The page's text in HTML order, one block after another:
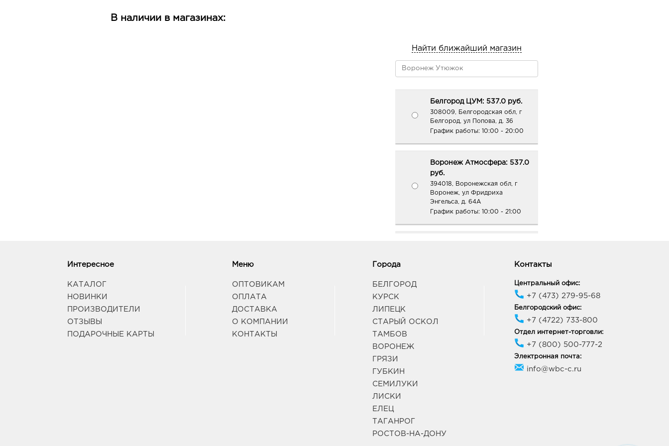
В наличии в магазинах:
Найти ближайший магазин
Белгород ЦУМ: 537.0 руб.
308009, Белгородская обл, г
Белгород, ул Попова, д. 36
График работы: 10:00 - 20:00
Воронеж Атмосфера: 537.0
руб.
394018, Воронежская обл, г
Воронеж, ул Фридриха
Энгельса, д. 64А
График работы: 10:00 - 21:00
394077, Воронежская обл, г
9:00 - 20:00
Воронеж Юго-Запад: 537.0
руб.
Воронеж, пр-кт Патриотов, д.
9:00 - 21:00
Интересное
КАТАЛОГ
НОВИНКИ
ПРОИЗВОДИТЕЛИ
ОТЗЫВЫ
ПОДАРОЧНЫЕ КАРТЫ
Меню
ОПТОВИКАМ
ОПЛАТА
ДОСТАВКА
О КОМПАНИИ
КОНТАКТЫ
Города
БЕЛГОРОД
КУРСК
ЛИПЕЦК
СТАРЫЙ ОСКОЛ
ТАМБОВ
ВОРОНЕЖ
ГРЯЗИ
ГУБКИН
СЕМИЛУКИ
ЛИСКИ
ЕЛЕЦ
ТАГАНРОГ
РОСТОВ-НА-ДОНУ
Контакты
Центральный офис:
+7 (473) 279-95-68
Белгородский офис:
+7 (4722) 733-800
Отдел интернет-торговли:
+7 (800) 500-777-2
Электронная почта:
info@wbc-c.ru